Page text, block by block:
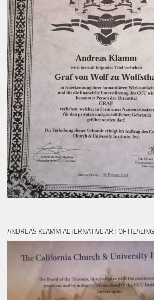
ANDREAS KLAMM ALTERNATIVE ART OF HEALING